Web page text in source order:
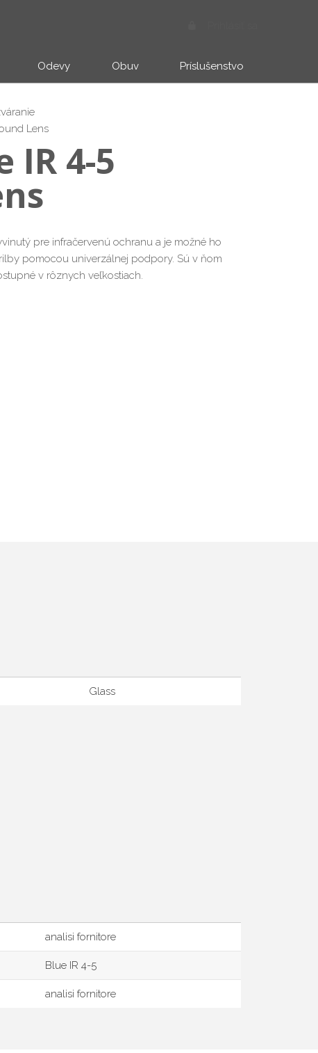
Odevy Obuv Príslušenstvo
Lens
IR 4-5
pre infračervenú ochranu a je možné ho
pomocou univerzálnej podpory. Sú v ňom
v rôznych veľkostiach.
Glass
analisi fornitore
Blue IR 4-5
analisi fornitore